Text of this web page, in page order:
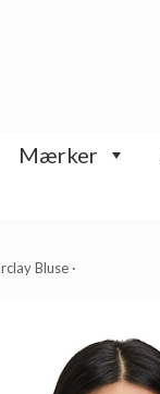
Mærker
Bluse ·